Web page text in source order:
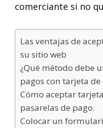
comerciante si no
Las ventajas de
su sitio web
¿Qué método debe
pagos con tarjeta de
Cómo aceptar
pasarelas de pago.
Colocar un